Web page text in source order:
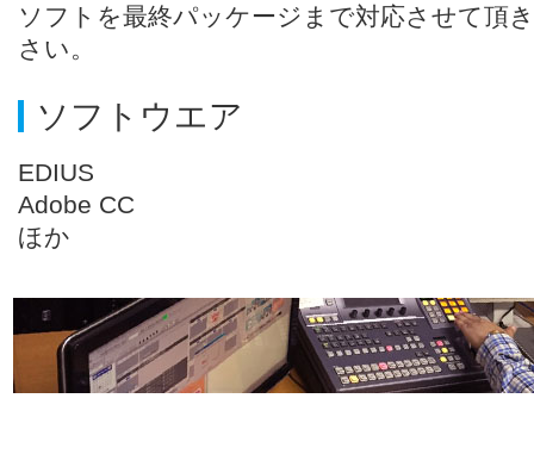
ソフトを最終パッケージまで対応させて頂
さい。
ソフトウエア
EDIUS
Adobe CC
ほか